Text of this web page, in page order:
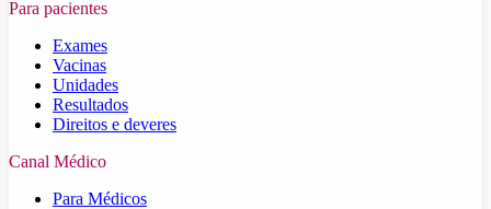
Para pacientes
Exames
Vacinas
Unidades
Resultados
Direitos e deveres
Canal Médico
Para Médicos